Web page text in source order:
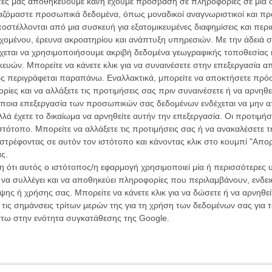
προσωπικά δεδομένα, όπως μοναδικοί αναγνωριστικοί και
από μια συσκευή για εξατομικευμένες διαφημίσεις και
έρευνα ακροατηρίου και ανάπτυξη υπηρεσιών. Με την άδειά
να χρησιμοποιήσουμε ακριβή δεδομένα γεωγραφικής τοποθεσίας
Μπορείτε να κάνετε κλικ για να συναινέσετε στην επεξεργασία
περιγράφεται παραπάνω. Εναλλακτικά, μπορείτε να αποκτήσετε
και να αλλάξετε τις προτιμήσεις σας πριν συναινέσετε ή να
επεξεργασία των προσωπικών σας δεδομένων ενδέχεται να μην
έχετε το δικαίωμα να αρνηθείτε αυτήν την επεξεργασία. Οι
Μπορείτε να αλλάξετε τις προτιμήσεις σας ή να ανακαλέσετε
σε αυτόν τον ιστότοπο και κάνοντας κλικ στο κουμπί
αυτός ο ιστότοπος/η εφαρμογή χρησιμοποιεί μία ή περισσότερες
συλλέγει και να αποθηκεύει πληροφορίες που περιλαμβάνουν,
ή χρήσης σας. Μπορείτε να κάνετε κλικ για να δώσετε ή να
σημάνσεις τρίτων μερών της για τη χρήση των δεδομένων σας
στην ενότητα συγκατάθεσης της Google.
χιλιάδες πληθυσμού, στρατιώτες αλλά και
και παιδιά. Αυτή τη βασανιστική ιστορία
χρονολογικά, ξεκινώντας με την έφοδο και μη
να πάρει πικρή γεύση στο στόμα και να φέρει
πολύ βίαιη παρά το εικαστικά απαλό βλέμμα της
στρατιωτών και των αμάχων που παρακολουθεί.
παραγωγή, με εκατοντάδες κομπάρσους και
της ιστορίας, η ταινία παρακολουθεί μαζικές
πράξεις μίσους, ηρωισμού ή τραγικότητας.
ελαφρώς απαλύνει τη φρίκη, βάθος πεδίου που
του, μια αφήγηση αποσπασματική που συνθέτει
και ανελέητος. Θάνατος παντού, αλλά και
που μετριέται με τα τραύματα της ψυχής.
και προπαγανδιστική θα μπορούσε να πει κανείς,
το κινεζικό κράτος. Καθώς, ακόμα και τώρα, Ιαπωνία
στη Ναντσίνγκ σε ανθρώπινες ζωές, όταν μιλάμε
παύει να έχει σημασία. Κι ο Λου δεν
από άλλες, ακόμα πιο αδιανόητες.
όχι μόνο στους Κινέζους, αλλά και σε Ιάπωνες
Οι
Μπέλα Ταρ
Μια Θέση
Τζορτζ
Οδύσσεια
The
Ο